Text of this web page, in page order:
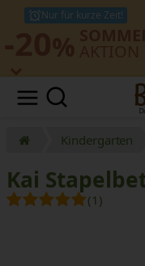
Nur für kurze Zeit!
Kindergarten
Kai
(1)